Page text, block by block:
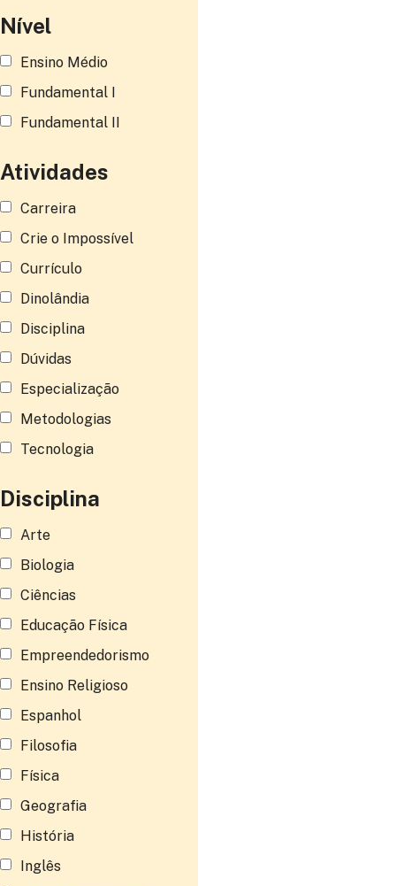
Nível
Ensino Médio
Fundamental I
Fundamental II
Atividades
Carreira
Crie o Impossível
Currículo
Dinolândia
Disciplina
Dúvidas
Especialização
Metodologias
Tecnologia
Disciplina
Arte
Biologia
Ciências
Educação Física
Empreendedorismo
Ensino Religioso
Espanhol
Filosofia
Física
Geografia
História
Inglês